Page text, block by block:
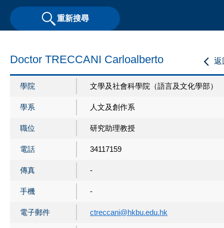
重新搜尋
返
Doctor TRECCANI Carloalberto
學院 文學及社會科學院（語言及文化學部）
學系 人文及創作系
職位 研究助理教授
電話 34117159
傳真 -
手機 -
電子郵件 ctreccani@hkbu.edu.hk